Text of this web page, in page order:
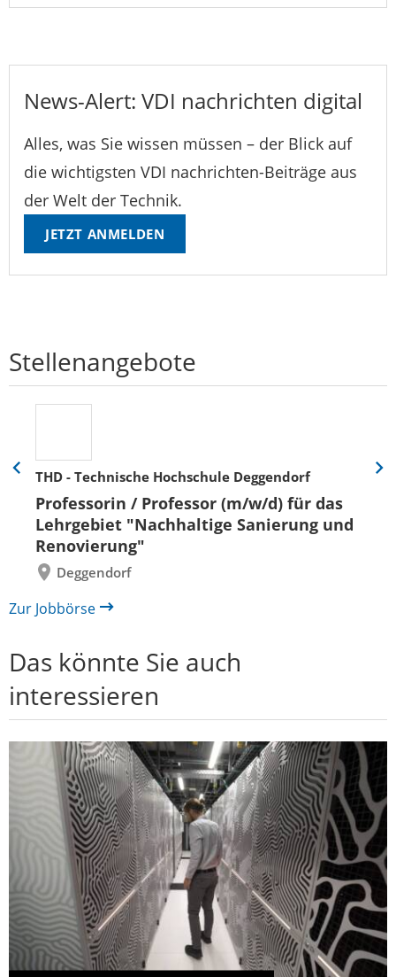
News-Alert: VDI nachrichten digital
Alles, was Sie wissen müssen – der Blick auf
die wichtigsten VDI nachrichten-Beiträge aus
der Welt der Technik.
JETZT ANMELDEN
Stellenangebote
THD - Technische Hochschule Deggendorf
Professorin / Professor (m/w/d) für das
Lehrgebiet "Nachhaltige Sanierung und
Renovierung"
Deggendorf
Eine
zurück
Eine
Zur Jobbörse
Das könnte Sie auch
interessieren